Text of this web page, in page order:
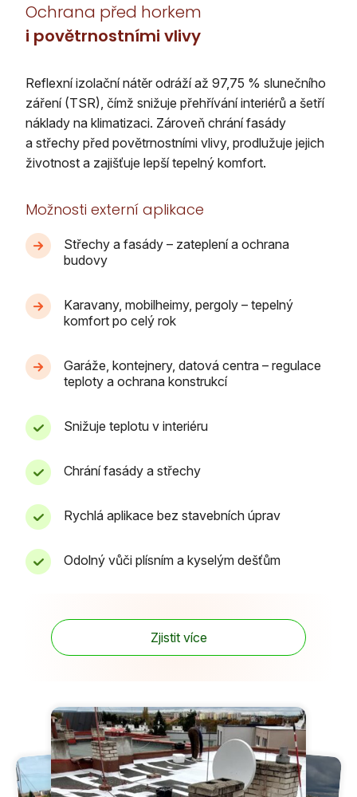
Ochrana před horkem
i povětrnostními vlivy
Reflexní izolační nátěr odráží až 97,75 % slunečního
záření (TSR), čímž snižuje přehřívání interiérů a šetří
náklady na klimatizaci. Zároveň chrání fasády
a střechy před povětrnostními vlivy, prodlužuje jejich
životnost a zajišťuje lepší tepelný komfort.
Možnosti externí aplikace
Střechy a fasády – zateplení a ochrana
budovy
Karavany, mobilheimy, pergoly – tepelný
komfort po celý rok
Garáže, kontejnery, datová centra – regulace
teploty a ochrana konstrukcí
Snižuje teplotu v interiéru
Chrání fasády a střechy
Rychlá aplikace bez stavebních úprav
Odolný vůči plísním a kyselým dešťům
Zjistit více